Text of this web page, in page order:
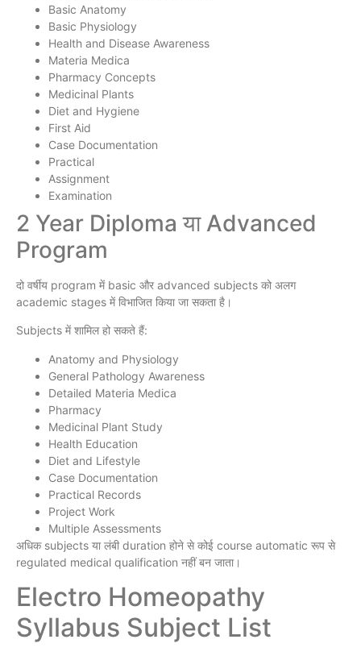
Basic Anatomy
Basic Physiology
Health and Disease Awareness
Materia Medica
Pharmacy Concepts
Medicinal Plants
Diet and Hygiene
First Aid
Case Documentation
Practical
Assignment
Examination
2 Year Diploma या Advanced
Program
दो वर्षीय program में basic और advanced subjects को अलग
academic stages में विभाजित किया जा सकता है।
Subjects में शामिल हो सकते हैं:
Anatomy and Physiology
General Pathology Awareness
Detailed Materia Medica
Pharmacy
Medicinal Plant Study
Health Education
Diet and Lifestyle
Case Documentation
Practical Records
Project Work
Multiple Assessments
अधिक subjects या लंबी duration होने से कोई course automatic रूप से
regulated medical qualification नहीं बन जाता।
Electro Homeopathy
Syllabus Subject List